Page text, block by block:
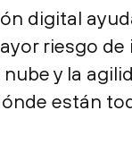
digital
riesgo
y la
están